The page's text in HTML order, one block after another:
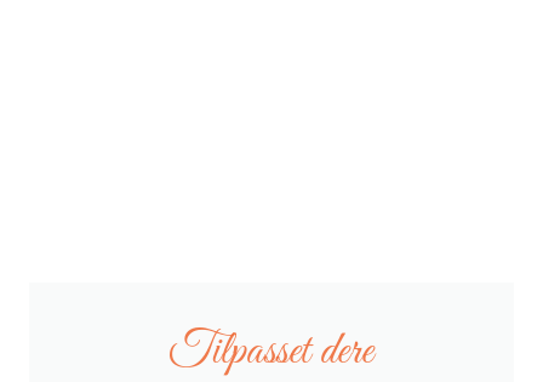
Tilpasset dere